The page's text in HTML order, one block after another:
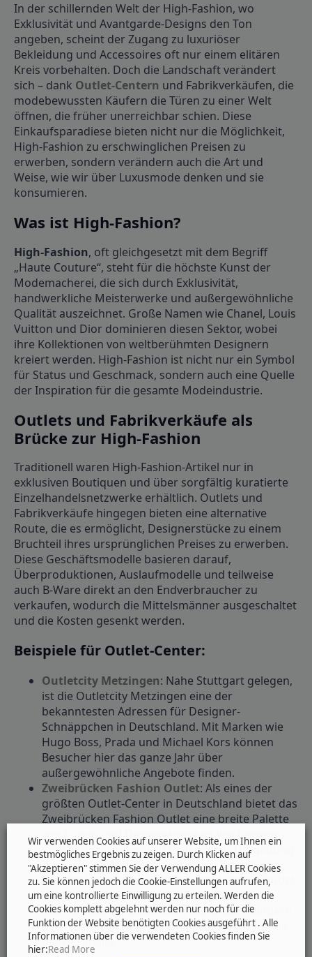
In der schillernden Welt der High-Fashion, wo
Exklusivität und Avantgarde-Designs den Ton
angeben, scheint der Zugang zu luxuriöser
Bekleidung und Accessoires oft nur einem elitären
Kreis vorbehalten. Doch die Landschaft verändert
sich – dank Outlet-Centern und Fabrikverkäufen, die
modebewussten Käufern die Türen zu einer Welt
öffnen, die früher unerreichbar schien. Diese
Einkaufsparadiese bieten nicht nur die Möglichkeit,
High-Fashion zu erschwinglichen Preisen zu
erwerben, sondern verändern auch die Art und
Weise, wie wir über Luxusmode denken und sie
konsumieren.
Was ist High-Fashion?
High-Fashion, oft gleichgesetzt mit dem Begriff
„Haute Couture“, steht für die höchste Kunst der
Modemacherei, die sich durch Exklusivität,
handwerkliche Meisterwerke und außergewöhnliche
Qualität auszeichnet. Große Namen wie Chanel, Louis
Vuitton und Dior dominieren diesen Sektor, wobei
ihre Kollektionen von weltberühmten Designern
kreiert werden. High-Fashion ist nicht nur ein Symbol
für Status und Geschmack, sondern auch eine Quelle
der Inspiration für die gesamte Modeindustrie.
Outlets und Fabrikverkäufe als
Brücke zur High-Fashion
Traditionell waren High-Fashion-Artikel nur in
exklusiven Boutiquen und über sorgfältig kuratierte
Einzelhandelsnetzwerke erhältlich. Outlets und
Fabrikverkäufe hingegen bieten eine alternative
Route, die es ermöglicht, Designerstücke zu einem
Bruchteil ihres ursprünglichen Preises zu erwerben.
Diese Geschäftsmodelle basieren darauf,
Überproduktionen, Auslaufmodelle und teilweise
auch B-Ware direkt an den Endverbraucher zu
verkaufen, wodurch die Mittelsmänner ausgeschaltet
und die Kosten gesenkt werden.
Beispiele für Outlet-Center:
Outletcity Metzingen: Nahe Stuttgart gelegen,
ist die Outletcity Metzingen eine der
bekanntesten Adressen für Designer-
Schnäppchen in Deutschland. Mit Marken wie
Hugo Boss, Prada und Michael Kors können
Besucher hier das ganze Jahr über
außergewöhnliche Angebote finden.
Zweibrücken Fashion Outlet: Als eines der
größten Outlet-Center in Deutschland bietet das
Zweibrücken Fashion Outlet eine breite Palette
von Luxus- und Designermarken wie Lacoste,
Coach und Strenesse in malerischer Umgebung.
Designer Outlet Berlin: Nur eine kurze Fahrt
von der Hauptstadt entfernt, lockt dieses Outlet
mit Marken wie Tommy Hilfiger, Adidas und
Marc O’Polo. Es bietet nicht nur Mode, sondern
auch ein attraktives Rahmenprogramm für die
ganze Familie.
Wir verwenden Cookies auf unserer Website, um Ihnen ein
bestmögliches Ergebnis zu zeigen. Durch Klicken auf
"Akzeptieren" stimmen Sie der Verwendung ALLER Cookies
zu. Sie können jedoch die Cookie-Einstellungen aufrufen,
um eine kontrollierte Einwilligung zu erteilen. Werden die
Cookies komplett abgelehnt werden nur noch für die
Funktion der Website benötigten Cookies ausgeführt . Alle
Informationen über die verwendeten Cookies finden Sie
hier:Read More